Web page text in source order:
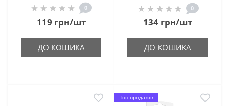
0
119 грн/шт
ДО КОШИКА
0
134 грн/шт
ДО КОШИКА
Топ продажів